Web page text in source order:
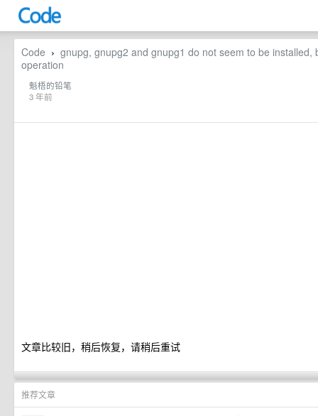
Code › gnupg, gnupg2 and gnupg1 do not seem to be
operation
魁梧的铅笔
3 年前
文章比较旧，稍后恢复，请稍后重试
推荐文章